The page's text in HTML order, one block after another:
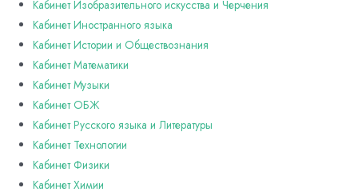
Кабинет Изобразительного искусства и Черчения
Кабинет Иностранного языка
Кабинет Истории и Обществознания
Кабинет Математики
Кабинет Музыки
Кабинет ОБЖ
Кабинет Русского языка и Литературы
Кабинет Технологии
Кабинет Физики
Кабинет Химии